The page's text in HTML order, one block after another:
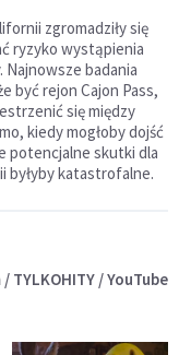
zgromadziły się
ryzyko wystąpienia
Najnowsze badania
być rejon Cajon Pass,
się między
kiedy mogłoby dojść
potencjalne skutki dla
byłyby katastrofalne.
/ YouTube